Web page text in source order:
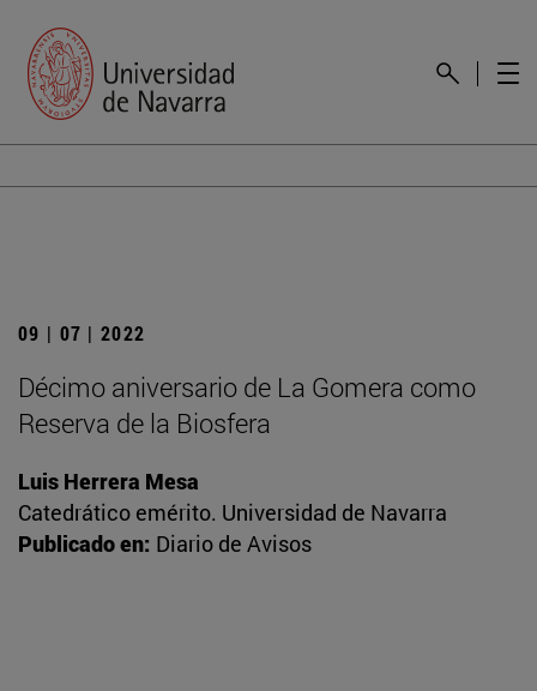
09 | 07 | 2022
Décimo aniversario de La Gomera como
Reserva de la Biosfera
Luis Herrera Mesa
Catedrático emérito. Universidad de Navarra
Publicado en: Diario de Avisos